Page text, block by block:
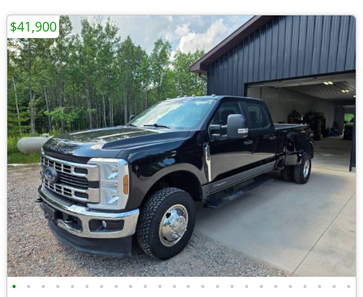
• • • • • • • • • • • • • • • • • • • • • • • •
$41,900